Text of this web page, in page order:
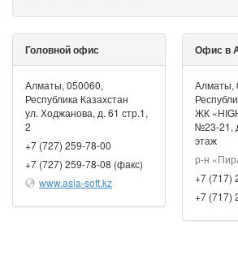
Головной офис
Алматы, 050060,
Республика Казахстан
ул. Ходжанова, д. 61 стр.1,
2
+7 (727) 259-78-00
+7 (727) 259-78-08 (факс)
www.asia-soft.kz
Офис в
Алматы,
ЖК
№23-21,
этаж
р-н
+7 (717)
+7 (717)